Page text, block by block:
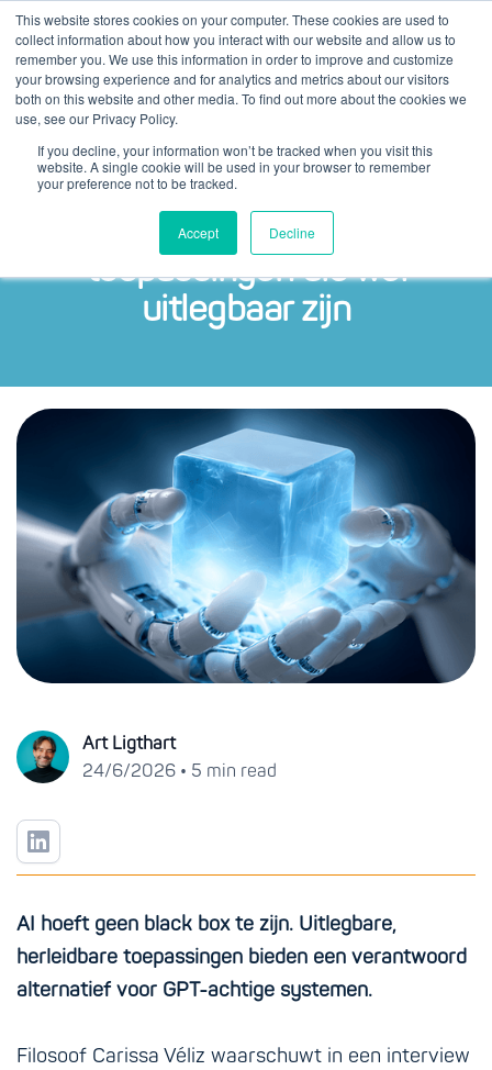
This website stores cookies on your computer. These cookies are used to
collect information about how you interact with our website and allow us to
remember you. We use this information in order to improve and customize
your browsing experience and for analytics and metrics about our visitors
both on this website and other media. To find out more about the cookies we
use, see our Privacy Policy.
If you decline, your information won’t be tracked when you visit this
website. A single cookie will be used in your browser to remember
your preference not to be tracked.
Accept Decline
De toekomst is aan AI-
toepassingen die wél
uitlegbaar zijn
Art Ligthart
24/6/2026 • 5 min read
AI hoeft geen black box te zijn. Uitlegbare,
herleidbare toepassingen bieden een verantwoord
alternatief voor GPT-achtige systemen.
Filosoof Carissa Véliz waarschuwt in een interview